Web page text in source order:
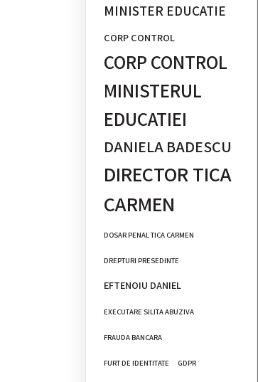
MINISTER EDUCATIE
CORP CONTROL
CORP CONTROL
MINISTERUL
EDUCATIEI
DANIELA BADESCU
DIRECTOR TICA
CARMEN
DOSAR PENAL TICA CARMEN
DREPTURI PRESEDINTE
EFTENOIU DANIEL
EXECUTARE SILITA ABUZIVA
FRAUDA BANCARA
FURT DE IDENTITATE GDPR